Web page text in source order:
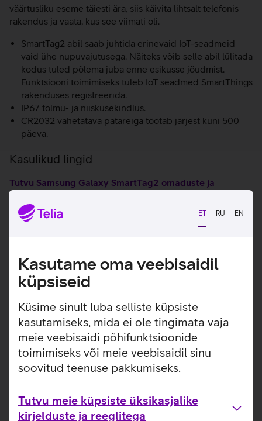
ET RU EN
Kasutame oma veebisaidil
küpsiseid
Küsime sinult luba selliste küpsiste
kasutamiseks, mida ei ole tingimata vaja
meie veebisaidi põhifunktsioonide
toimimiseks või meie veebisaidil sinu
soovitud teenuse pakkumiseks.
Tutvu meie küpsiste üksikasjalike
kirjelduste ja reeglitega
väärtusliku eseme täiesti ära, siis käivita lihtsalt telefonis
rakendus ja vaata, kus see viimati oli.
SmartTag2 abil saab juhtida erinevaid IoT-seadmeid
vaid ühe nupuvajutusega. Näiteks võib selle abil lülitada
kodus tuled põlema juba enne esikusse jõudmist.
Funktsiooni toimimiseks tuleb IoT seadmed SmartThings
rakenduses registreerida.
IP67 tolmu- ja niiskusekindlus.
CR2032 vahetatava patareiga töötab järjest kuni 500
päeva.
Kasulikud lingid
Tutvu Samsung Galaxy SmartTag2 omaduste ja
kasutusviisidega tootja kodulehel